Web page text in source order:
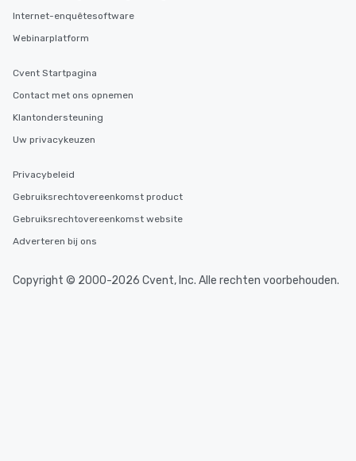
Internet-enquêtesoftware
Webinarplatform
Cvent Startpagina
Contact met ons opnemen
Klantondersteuning
Uw privacykeuzen
Privacybeleid
Gebruiksrechtovereenkomst product
Gebruiksrechtovereenkomst website
Adverteren bij ons
Copyright © 2000-2026 Cvent, Inc. Alle rechten voorbehouden.